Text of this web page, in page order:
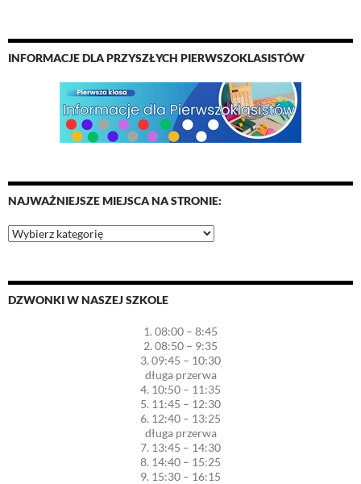
INFORMACJE DLA PRZYSZŁYCH PIERWSZOKLASISTÓW
NAJWAŻNIEJSZE MIEJSCA NA STRONIE:
Najważniejsze
miejsca
DZWONKI W NASZEJ SZKOLE
1. 08:00 – 8:45
2. 08:50 – 9:35
3. 09:45 – 10:30
długa przerwa
4. 10:50 – 11:35
5. 11:45 – 12:30
6. 12:40 – 13:25
długa przerwa
7. 13:45 – 14:30
8. 14:40 – 15:25
9. 15:30 – 16:15